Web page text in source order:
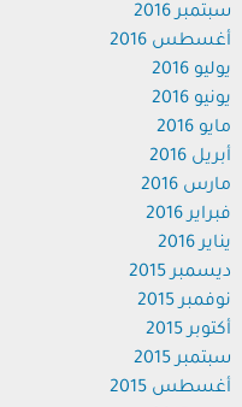
سبتمبر 2016
أغسطس 2016
يوليو 2016
يونيو 2016
مايو 2016
أبريل 2016
مارس 2016
فبراير 2016
يناير 2016
ديسمبر 2015
نوفمبر 2015
أكتوبر 2015
سبتمبر 2015
أغسطس 2015